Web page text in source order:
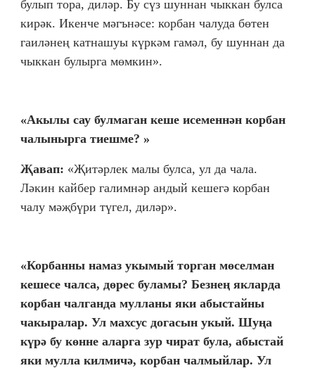
булып тора, диләр. Бу сүз шуннан чыккан булса
кирәк. Икенче мәгънәсе: корбан чалуда бөтен
гаиләнең катнашуы күркәм гамәл, бу шуннан да
чыккан булырга мөмкин».
«Акылы сау булмаган кеше исеменнән корбан
чалынырга тиешме? »
Җавап: «Җитәрлек малы булса, ул да чала.
Ләкин кайбер галимнәр андый кешегә корбан
чалу мәҗбүри түгел, диләр».
«Корбанны намаз укымый торган мөселман
кешесе чалса, дөрес буламы? Безнең якларда
корбан чалганда мулланы яки абыстайны
чакыралар. Ул махсус догасын укый. Шуңа
күрә бу көнне аларга зур чират була, абыстай
яки мулла килмичә, корбан чалмыйлар. Ул